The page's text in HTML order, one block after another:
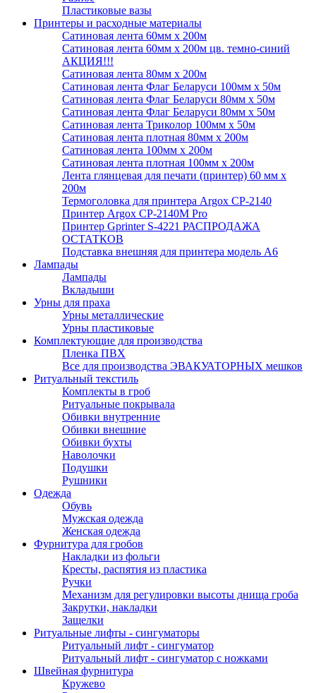
Пластиковые вазы
Принтеры и расходные материалы
Сатиновая лента 60мм х 200м
Сатиновая лента 60мм х 200м цв. темно-синий
АКЦИЯ!!!
Сатиновая лента 80мм х 200м
Сатиновая лента Флаг Беларуси 100мм х 50м
Сатиновая лента Флаг Беларуси 80мм х 50м
Сатиновая лента Флаг Беларуси 80мм х 50м
Сатиновая лента Триколор 100мм х 50м
Сатиновая лента плотная 80мм х 200м
Сатиновая лента 100мм х 200м
Сатиновая лента плотная 100мм х 200м
Лента глянцевая для печати (принтер) 60 мм х
200м
Термоголовка для принтера Argox CP-2140
Принтер Argox CP-2140M Pro
Принтер Gprinter S-4221 РАСПРОДАЖА
ОСТАТКОВ
Подставка внешняя для принтера модель А6
Лампады
Лампады
Вкладыши
Урны для праха
Урны металлические
Урны пластиковые
Комплектующие для производства
Пленка ПВХ
Все для производства ЭВАКУАТОРНЫХ мешков
Ритуальный текстиль
Комплекты в гроб
Ритуальные покрывала
Обивки внутренние
Обивки внешние
Обивки бухты
Наволочки
Подушки
Рушники
Одежда
Обувь
Мужская одежда
Женская одежда
Фурнитура для гробов
Накладки из фольги
Кресты, распятия из пластика
Ручки
Механизм для регулировки высоты днища гроба
Закрутки, накладки
Защелки
Ритуальные лифты - сингуматоры
Ритуальный лифт - сингуматор
Ритуальный лифт - сингуматор с ножками
Швейная фурнитура
Кружево